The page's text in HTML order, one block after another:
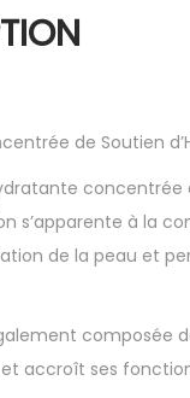
de Soutien
concentrée
s’apparente à la
de la peau et
composée
accroît ses